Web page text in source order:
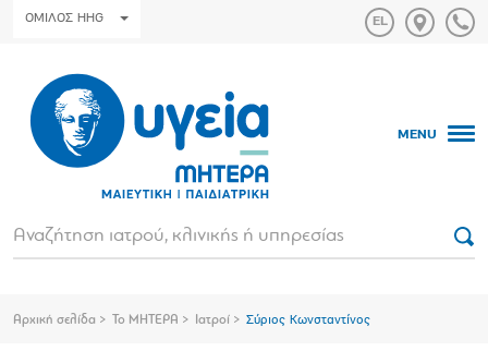
ΟΜΙΛΟΣ HHG
MENU
Αρχική σελίδα Το ΜΗΤΕΡΑ Ιατροί Σύριος Κωνσταντίνος